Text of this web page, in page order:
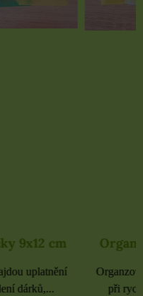
Organzové sáčky
Organzové sáčky najdou
při rychlém zabalení